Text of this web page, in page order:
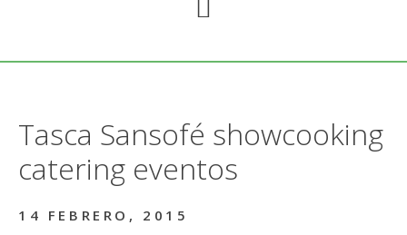
Tasca Sansofé showcooking
catering eventos
14 FEBRERO, 2015